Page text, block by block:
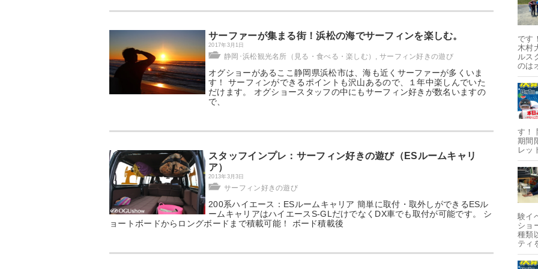
サーファーが集まる街！浜松の海でサーフィンを楽しむ。
2017年3月1日
静岡･浜松観光名所（見る・食べる・楽しむ） , サーフィン好きの遊び
オグショーがあるここ静岡県浜松市は、海も近くサーファーが多くいま
す！ サーフィンができるポイントも沢山あるので、１年中楽しんでいた
だけます。 オグショースタッフの中にもサーフィン好きが数名いますの
で、
スタッフインプレ：サーフィン好きの遊び（ESルームキャリ
ア）
2013年3月3日
サーフィン好きの遊び
200系ハイエース：ESルームキャリア 簡単に取付・取外しができるESル
ームキャリアはハイエースS-GLだけでなくDX車でも取付が可能です。 シ
ョートボードからロングボードまで積載可能！ ボード積載後
です
木村
ルス
のは
す！
期間
レッ
験イ
ショ
種類
ティ